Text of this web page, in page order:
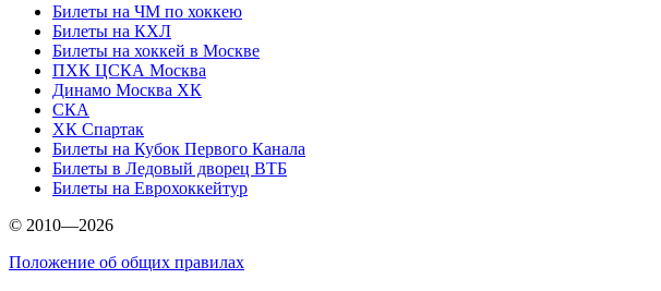
Билеты на ЧМ по хоккею
Билеты на КХЛ
Билеты на хоккей в Москве
ПХК ЦСКА Москва
Динамо Москва ХК
СКА
ХК Спартак
Билеты на Кубок Первого Канала
Билеты в Ледовый дворец ВТБ
Билеты на Еврохоккейтур
© 2010—2026
Положение об общих правилах